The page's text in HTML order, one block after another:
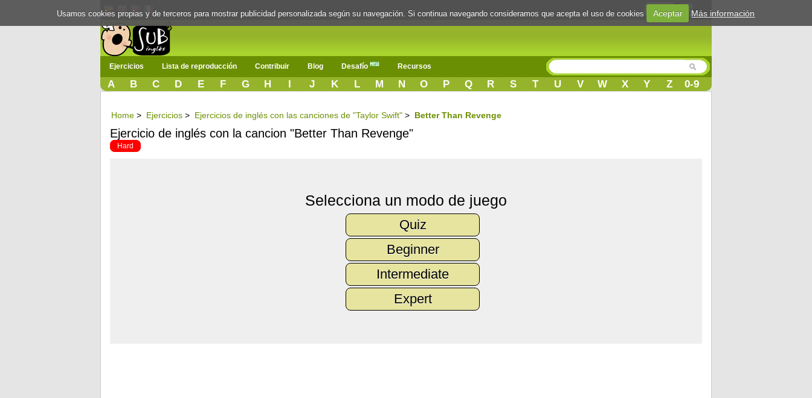
Login
Ejercicios Lista de reproducción Contribuir Blog Desafío Recursos
A B C D E F G H I J K L M N O P Q R S T U V W X Y Z 0-9
Home > Ejercicios > Ejercicios de inglés con las canciones de "Taylor Swift" > Better Than Revenge
Ejercicio de inglés con la cancion "Better Than Revenge"
Hard
Selecciona un modo de juego
Quiz
Beginner
Intermediate
Expert
Usamos cookies propias y de terceros para mostrar publicidad personalizada según su navegación. Si continua navegando consideramos que acepta el uso de cookies Aceptar Más información